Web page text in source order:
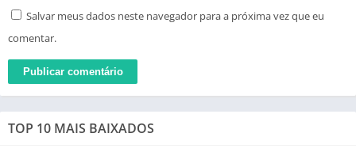
Salvar meus dados neste navegador para a próxima vez que eu
comentar.
TOP 10 MAIS BAIXADOS